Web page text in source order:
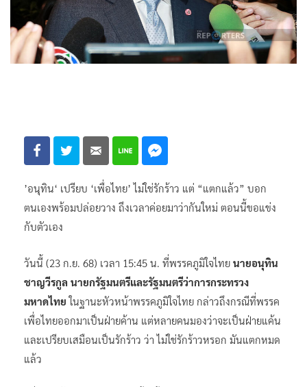
’อนุทิน‘ เปรียบ ‘เพื่อไทย’ ไม่ใช่รักร้าว แต่ “แตกแล้ว” บอก
ตนเองพร้อมปล่อยวาง ถึงเวลาค่อยมาว่ากันใหม่ ตอนนี้ขอแข่ง
กับตัวเอง
วันนี้ (23 ก.ย. 68) เวลา 15:45 น. ที่พรรคภูมิใจไทย นายอนุทิน
ชาญวีรกูล นายกรัฐมนตรีและรัฐมนตรีว่าการกระทรวง
มหาดไทย ในฐานะหัวหน้าพรรคภูมิใจไทย กล่าวถึงกรณีที่พรรค
เพื่อไทยออกมาเป็นฝ่ายค้าน แต่หลายคนมองว่าจะเป็นฝ่ายแค้น
และเปรียบเสมือนเป็นรักร้าว ว่า ไม่ใช่รักร้าวหรอก มันแตกหมด
แล้ว